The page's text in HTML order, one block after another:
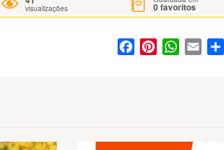
visualizações 0favoritos
FacebookPinterestWhatsApp
Email